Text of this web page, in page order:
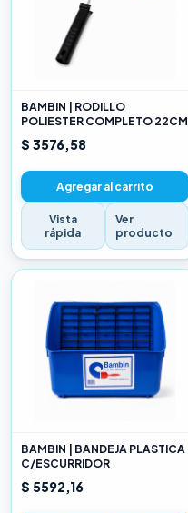
BAMBIN | RODILLO
POLIESTER COMPLETO 22CM
$ 3576,58
Agregar al carrito
Vista
rápida
Ver
producto
BAMBIN | BANDEJA PLASTICA
C/ESCURRIDOR
$ 5592,16